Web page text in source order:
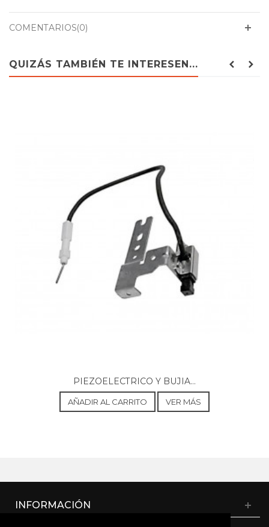
COMENTARIOS(0)
QUIZÁS TAMBIÉN TE INTERESEN...
PIEZOELECTRICO Y BUJIA...
AÑADIR AL CARRITO VER MÁS
INFORMACIÓN